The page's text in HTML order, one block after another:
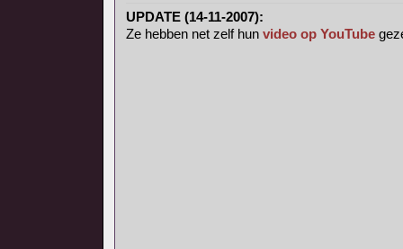
UPDATE (14-11-2007):
Ze hebben net zelf hun video op YouTube